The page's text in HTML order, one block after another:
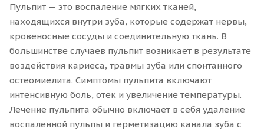
Пульпит — это воспаление мягких тканей,
находящихся внутри зуба, которые содержат нервы,
кровеносные сосуды и соединительную ткань. В
большинстве случаев пульпит возникает в результате
воздействия кариеса, травмы зуба или спонтанного
остеомиелита. Симптомы пульпита включают
интенсивную боль, отек и увеличение температуры.
Лечение пульпита обычно включает в себя удаление
воспаленной пульпы и герметизацию канала зуба с